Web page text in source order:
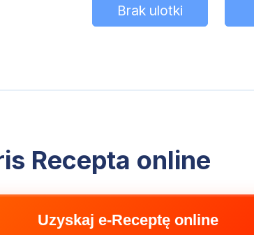
Brak ulotki
Recepta online
Uzyskaj e-Receptę online